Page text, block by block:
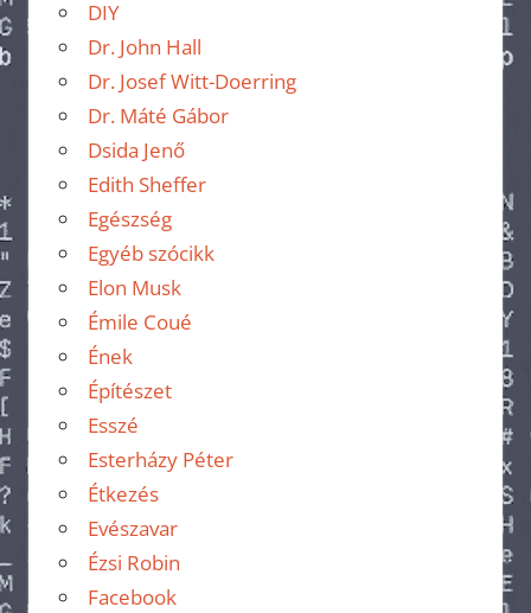
DIY
Dr. John Hall
Dr. Josef Witt-Doerring
Dr. Máté Gábor
Dsida Jenő
Edith Sheffer
Egészség
Egyéb szócikk
Elon Musk
Émile Coué
Ének
Építészet
Esszé
Esterházy Péter
Étkezés
Evészavar
Ézsi Robin
Facebook